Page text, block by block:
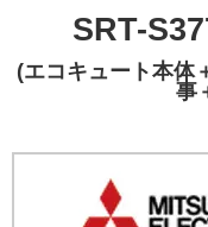
SRT-
(エコキュート本体
事